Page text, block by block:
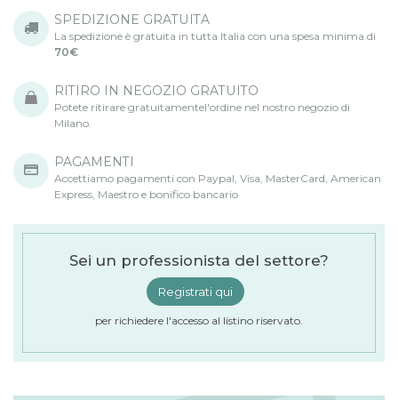
SPEDIZIONE GRATUITA
La spedizione è gratuita in tutta Italia con una spesa minima di
70€
RITIRO IN NEGOZIO GRATUITO
Potete ritirare gratuitamentel'ordine nel nostro negozio di
Milano.
PAGAMENTI
Accettiamo pagamenti con Paypal, Visa, MasterCard, American
Express, Maestro e bonifico bancario
Sei un professionista del settore?
Registrati qui
per richiedere l'accesso al listino riservato.